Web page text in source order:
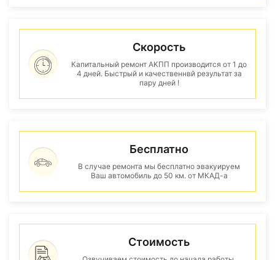
Скорость
Капитальный ремонт АКПП производится от 1 до
4 дней. Быстрый и качественнвй результат за
пару дней !
Бесплатно
В случае ремонта мы бесплатно эвакуируем
Ваш автомобиль до 50 км. от МКАД-а
Стоимость